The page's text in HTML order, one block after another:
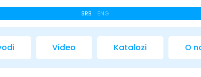
SRB ENG
Video Katalozi O